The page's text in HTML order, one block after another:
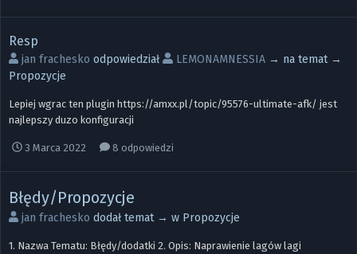
Resp
jan frachesko odpowiedział LEMONAMNESSIA→ na temat →
Propozycje
Lepiej wgrac ten plugin https://amxx.pl/topic/95576-ultimate-afk/ jest
najlepszy duzo konfiguracji
3 Marca 2022 8 odpowiedzi
Błędy/Propozycje
jan frachesko dodał temat → w Propozycje
1. Nazwa Tematu: Błędy/dodatki 2. Opis: Naprawienie lagów lagi